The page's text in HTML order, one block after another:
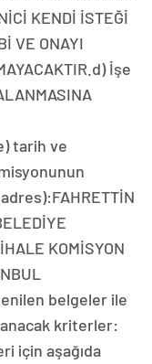
KENDİ İSTEĞİ
VE ONAYI
İşe
tarih ve
KOMİSYON
belgeler ile
kriterler:
için aşağıda